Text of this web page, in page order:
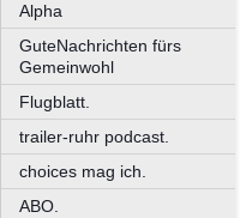
Alpha
GuteNachrichten fürs
Gemeinwohl
Flugblatt.
trailer-ruhr podcast.
choices mag ich.
ABO.